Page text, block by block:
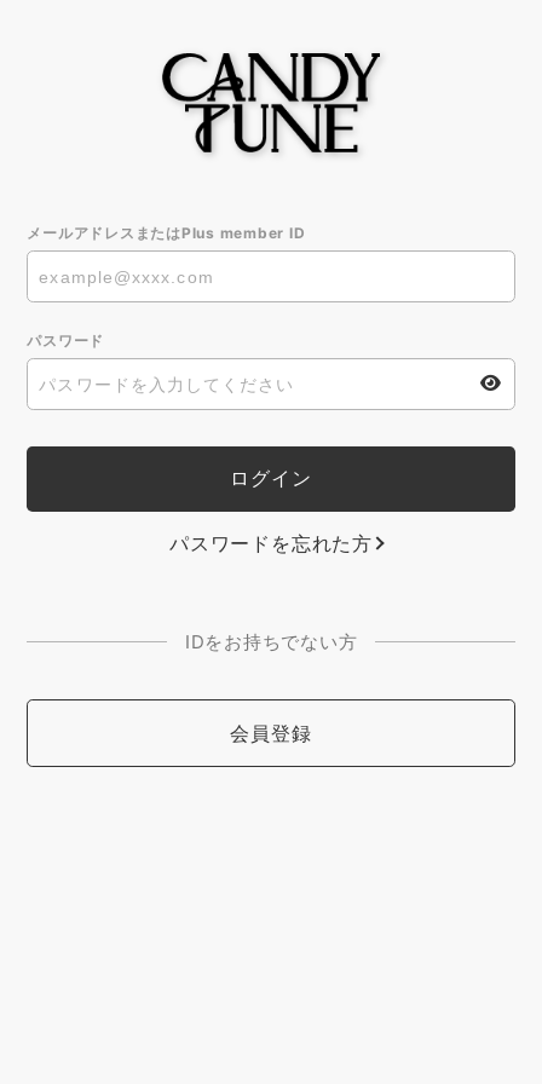
メールアドレスまたはPlus member ID
パスワード
パスワードを忘れた方
IDをお持ちでない方
会員登録